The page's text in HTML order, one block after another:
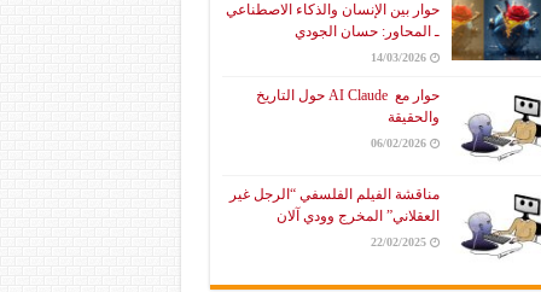
حوار بين الإنسان والذكاء الاصطناعي
ـ المحاور: حسان الجودي
14/03/2026
حوار مع AI Claude حول التاريخ
والحقيقة
06/02/2026
مناقشة الفيلم الفلسفي “الرجل غير
العقلاني” المخرج وودي آلان
22/02/2025